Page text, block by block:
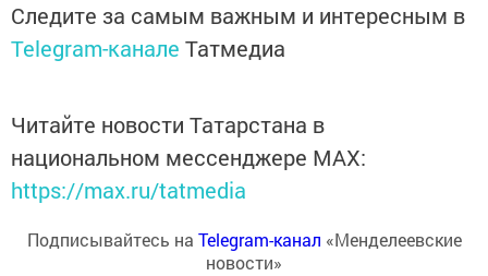
Следите за самым важным и интересным в
Telegram-канале Татмедиа
Читайте новости Татарстана в
национальном мессенджере MАХ:
https://max.ru/tatmedia
Подписывайтесь на Telegram-канал «Менделеевские
новости»